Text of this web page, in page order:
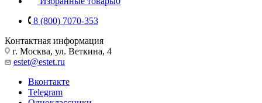
8 (800) 7070-353
Контактная информация
г. Москва, ул. Веткина, 4
estet@estet.ru
Вконтакте
Telegram